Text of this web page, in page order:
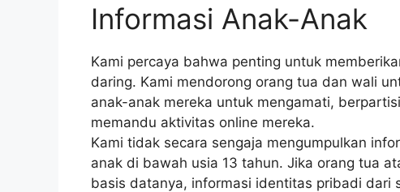
Informasi Anak-Anak
Kami percaya bahwa penting untuk
daring. Kami mendorong orang tua dan wali
anak-anak mereka untuk mengamati,
memandu aktivitas online mereka.
Kami tidak secara sengaja mengumpulkan
anak di bawah usia 13 tahun. Jika orang tua
basis datanya, informasi identitas pribadi dari